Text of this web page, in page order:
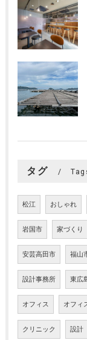
タグ
松江 おしゃれ
岩国市 家づくり
安芸高田市 福山
設計事務所 東広
オフィス オフィ
クリニック 設計